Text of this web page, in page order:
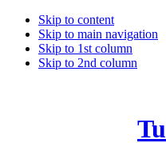
Skip to content
Skip to main navigation
Skip to 1st column
Skip to 2nd column